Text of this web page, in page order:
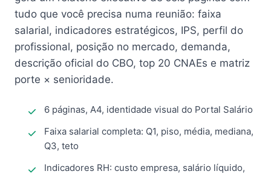
tudo que você precisa numa reunião: faixa
salarial, indicadores estratégicos, IPS, perfil do
profissional, posição no mercado, demanda,
descrição oficial do CBO, top 20 CNAEs e matriz
porte × senioridade.
6 páginas, A4, identidade visual do Portal Salário
Faixa salarial completa: Q1, piso, média, mediana,
Q3, teto
Indicadores RH: custo empresa, salário líquido,